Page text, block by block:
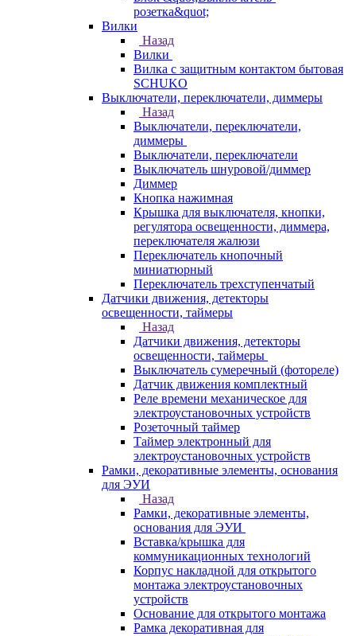
розетка&quot;
Вилки
Назад
Вилки
Вилка с защитным контактом бытовая
SCHUKO
Выключатели, переключатели, диммеры
Назад
Выключатели, переключатели,
диммеры
Выключатели, переключатели
Выключатель шнуровой/диммер
Диммер
Кнопка нажимная
Крышка для выключателя, кнопки,
регулятора освещенности, диммера,
переключателя жалюзи
Переключатель кнопочный
миниатюрный
Переключатель трехступенчатый
Датчики движения, детекторы
освещенности, таймеры
Назад
Датчики движения, детекторы
освещенности, таймеры
Выключатель сумеречный (фотореле)
Датчик движения комплектный
Реле времени механическое для
электроустановочных устройств
Розеточный таймер
Таймер электронный для
электроустановочных устройств
Рамки, декоративные элементы, основания
для ЭУИ
Назад
Рамки, декоративные элементы,
основания для ЭУИ
Вставка/крышка для
коммуникационных технологий
Корпус накладной для открытого
монтажа электроустановочных
устройств
Основание для открытого монтажа
Рамка декоративная для